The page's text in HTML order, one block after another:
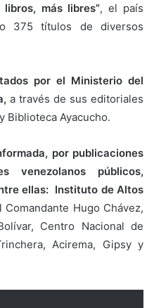
libros, más libres”, el país
375 títulos de diversos
por el Ministerio del
a través de sus editoriales
Biblioteca Ayacucho.
por publicaciones
venezolanos públicos,
ellas: Instituto de Altos
Hugo Chávez,
Centro Nacional de
Acirema, Gipsy y